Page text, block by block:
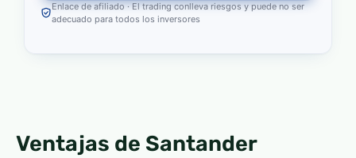
Enlace de afiliado · El trading conlleva riesgos y puede no ser
adecuado para todos los inversores
Ventajas de Santander